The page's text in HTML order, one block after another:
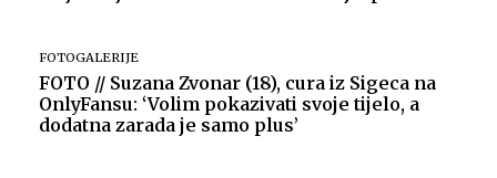
FOTOGALERIJE
FOTO // Suzana Zvonar (18), cura iz Sigeca na
OnlyFansu: ‘Volim pokazivati svoje tijelo, a
dodatna zarada je samo plus’